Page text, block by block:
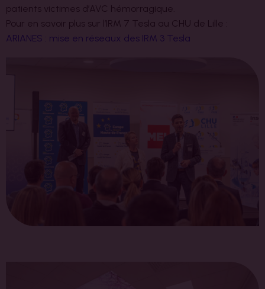
patients victimes d’AVC hémorragique.
Pour en savoir plus sur l’IRM 7 Tesla au CHU de Lille :
ARIANES : mise en réseaux des IRM 3 Tesla